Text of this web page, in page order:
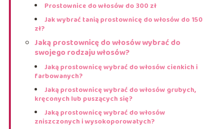
Prostownice do włosów do 300 zł
Jak wybrać tanią prostownicę do włosów do 150
zł?
Jaką prostownicę do włosów wybrać do
swojego rodzaju włosów?
Jaką prostownicę wybrać do włosów cienkich i
farbowanych?
Jaką prostownicę wybrać do włosów grubych,
kręconych lub puszących się?
Jaką prostownicę wybrać do włosów
zniszczonych i wysokoporowatych?